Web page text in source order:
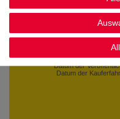
Gute Verpackung,
Datum der